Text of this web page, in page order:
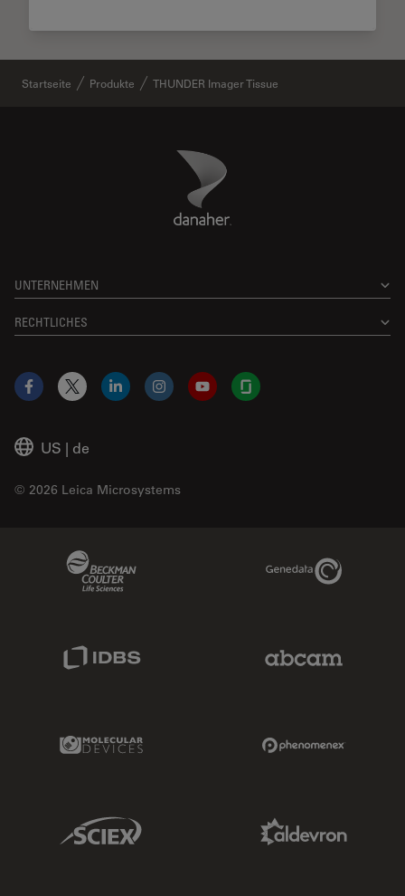
Startseite Produkte THUNDER Imager Tissue
Danaher Logo
UNTERNEHMEN
RECHTLICHES
US | de
© 2026 Leica Microsystems
Facebook
X LinkedInInstagramYouTubeGlassdoor
Genedata Link
IDBS Link
Molecular Devices Link
Sciex Link